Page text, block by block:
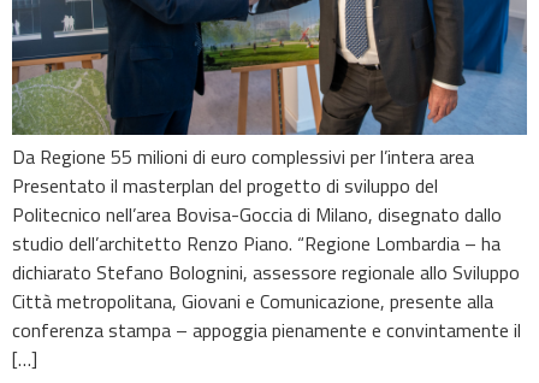
Da Regione 55 milioni di euro complessivi per l’intera area
Presentato il masterplan del progetto di sviluppo del
Politecnico nell’area Bovisa-Goccia di Milano, disegnato dallo
studio dell’architetto Renzo Piano. “Regione Lombardia – ha
dichiarato Stefano Bolognini, assessore regionale allo Sviluppo
Città metropolitana, Giovani e Comunicazione, presente alla
conferenza stampa – appoggia pienamente e convintamente il
[…]